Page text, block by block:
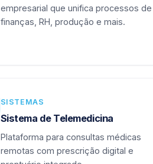
empresarial que unifica processos de
finanças, RH, produção e mais.
SISTEMAS
Sistema de Telemedicina
Plataforma para consultas médicas
remotas com prescrição digital e